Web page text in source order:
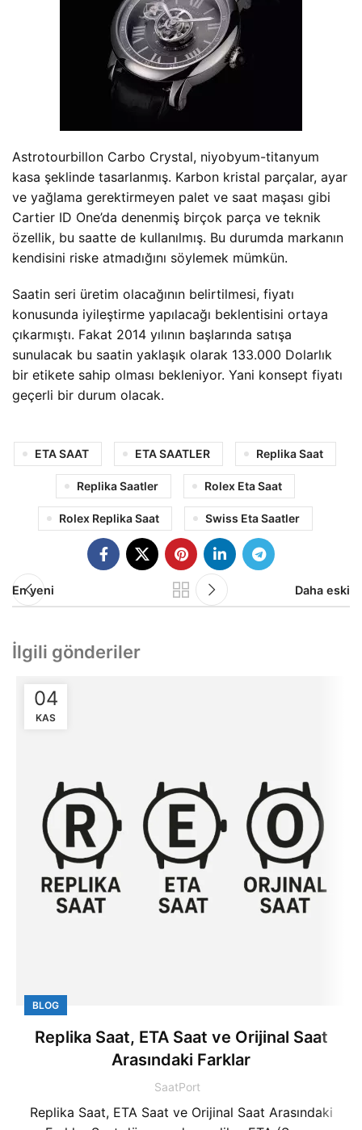
Astrotourbillon Carbo Crystal, niyobyum-titanyum
kasa şeklinde tasarlanmış. Karbon kristal parçalar, ayar
ve yağlama gerektirmeyen palet ve saat maşası gibi
Cartier ID One’da denenmiş birçok parça ve teknik
özellik, bu saatte de kullanılmış. Bu durumda markanın
kendisini riske atmadığını söylemek mümkün.
Saatin seri üretim olacağının belirtilmesi, fiyatı
konusunda iyileştirme yapılacağı beklentisini ortaya
çıkarmıştı. Fakat 2014 yılının başlarında satışa
sunulacak bu saatin yaklaşık olarak 133.000 Dolarlık
bir etikete sahip olması bekleniyor. Yani konsept fiyatı
geçerli bir durum olacak.
ETA SAAT ETA SAATLER Replika Saat
Replika Saatler Rolex Eta Saat
Rolex Replika Saat Swiss Eta Saatler
En yeni Daha eski
İlgili gönderiler
04
KAS
BLOG
Replika Saat, ETA Saat ve Orijinal Saat
Arasındaki Farklar
SaatPort
Replika Saat, ETA Saat ve Orijinal Saat Arasındaki